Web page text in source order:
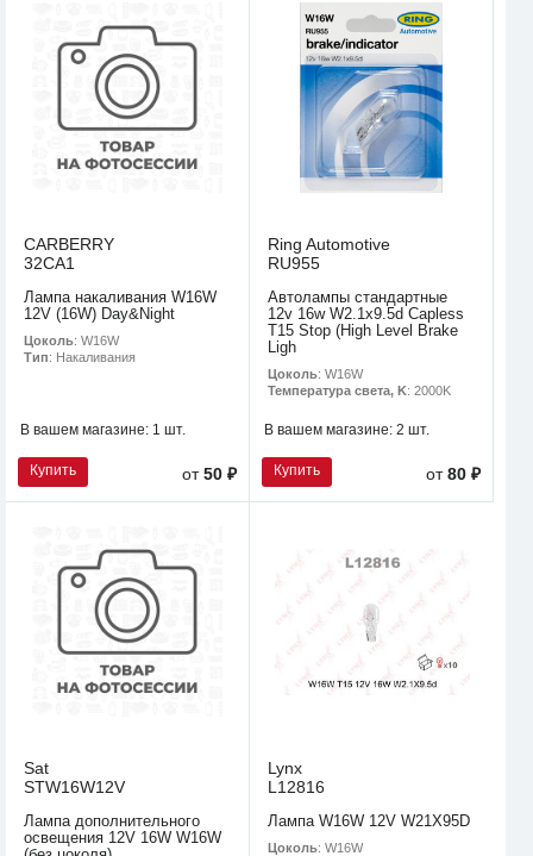
CARBERRY
32CA1
Лампа накаливания W16W
12V (16W) Day&Night
Цоколь: W16W
Тип: Накаливания
В вашем магазине: 1 шт.
Купить от50 ₽
Ring Automotive
RU955
Автолампы стандартные
12v 16w W2.1x9.5d Capless
T15 Stop (High Level Brake
Ligh
Цоколь: W16W
Температура света, K: 2000K
В вашем магазине: 2 шт.
Купить от80 ₽
Sat
STW16W12V
Лампа дополнительного
освещения 12V 16W W16W
Lynx
L12816
Лампа W16W 12V W21X95D
Цоколь: W16W